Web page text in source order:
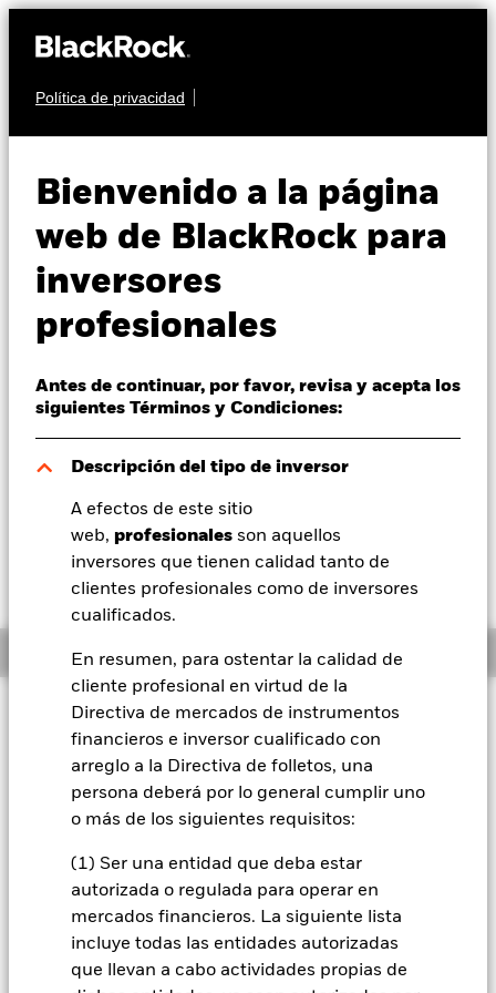
Política de privacidad
Bienvenido a la página
web de BlackRock para
inversores
profesionales
Antes de continuar, por favor, revisa y acepta los
siguientes Términos y Condiciones:
Descripción del tipo de inversor
A efectos de este sitio
web, profesionales son aquellos
inversores que tienen calidad tanto de
clientes profesionales como de inversores
cualificados.
En resumen, para ostentar la calidad de
cliente profesional en virtud de la
Directiva de mercados de instrumentos
financieros e inversor cualificado con
arreglo a la Directiva de folletos, una
persona deberá por lo general cumplir uno
o más de los siguientes requisitos:
(1) Ser una entidad que deba estar
autorizada o regulada para operar en
mercados financieros. La siguiente lista
incluye todas las entidades autorizadas
que llevan a cabo actividades propias de
Perspectivas
Visión de mercado
Educación
Profesionales
España
Change location
BlackRock
iShares
Nuestra compañía
Driven Fund
Valor liquidativo a 06 ago 2026
EUR 119,79
EUR 0,14 (0,12%)
Información general
Filosofía de inversión
"El Fondo BlackRock Global Event Driven busca alcanzar un
rendimiento absoluto positivo para los inversores,
independientemente de los movimientos del mercado. El
Fondo busca lograr este objetivo de inversión adoptando
exposiciones de inversiones en posiciones largas, largas
sintéticas y cortas sintéticas en todo el mundo. En
condiciones de mercado normales, el Fondo intentará ganar
al menos el 70 % de su exposición de inversión mediante
valores bursátiles y valores vinculados a la renta variable.
Asimismo, el Fondo podrá invertir en otros valores
transferibles de renta fija (incluidos los valores transferibles
de renta fija sin calificación apta para la inversión), valores